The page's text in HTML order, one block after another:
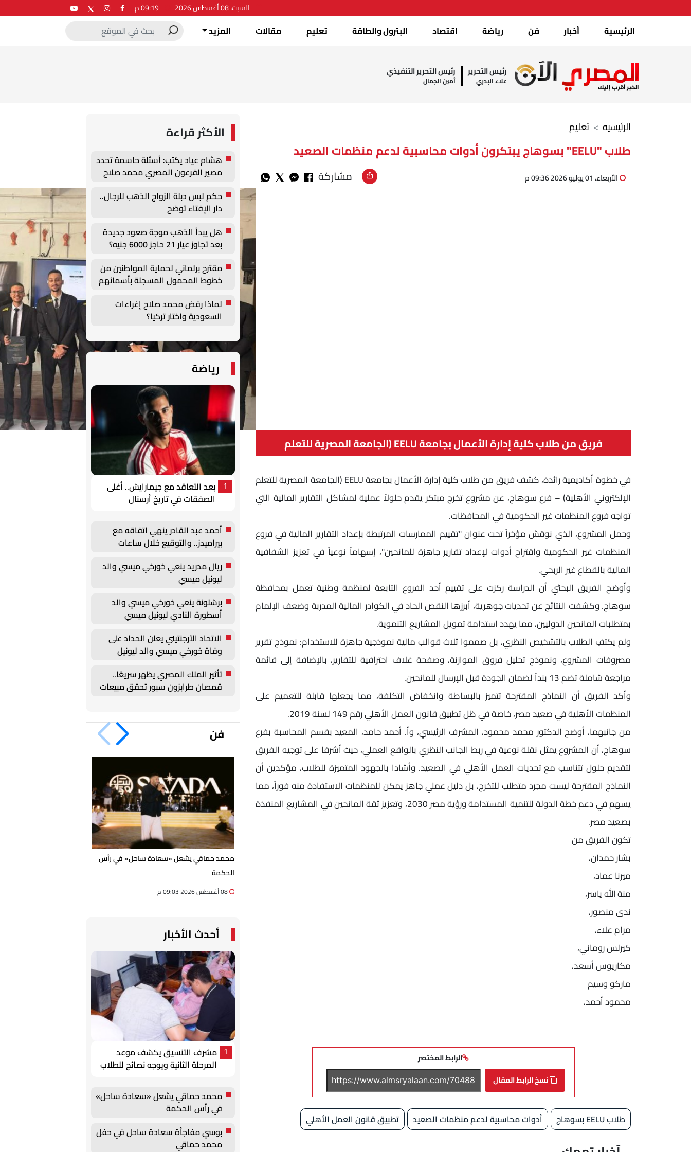
السبت، 08 أغسطس 2026
الرئيسية أخبار فن رياضة اقتصاد البترول والطاقة تعليم مقالات المزيد
رئيس التحرير
علاء البدري
رئيس التحرير التنفيذي
أمين الجمال
تعليم الرئيسيه
طلاب "EELU" بسوهاج يبتكرون أدوات محاسبية لدعم منظمات الصعيد
الأربعاء، 01 يوليو 2026 09:36 م مشاركة
فريق من طلاب كلية إدارة الأعمال بجامعة EELU (الجامعة المصرية للتعلم
الإلكتروني الأهلية) – فرع سوهاج
في خطوة أكاديمية رائدة، كشف فريق من طلاب كلية إدارة الأعمال بجامعة EELU (الجامعة المصرية للتعلم
الإلكتروني الأهلية) – فرع سوهاج، عن مشروع تخرج مبتكر يقدم حلولاً عملية لمشاكل التقارير المالية التي
تواجه فروع المنظمات غير الحكومية في المحافظات.
وحمل المشروع، الذي نوقش مؤخراً تحت عنوان "تقييم الممارسات المرتبطة بإعداد التقارير المالية في فروع
المنظمات غير الحكومية واقتراح أدوات لإعداد تقارير جاهزة للمانحين"، إسهاماً نوعياً في تعزيز الشفافية
المالية بالقطاع غير الربحي.
وأوضح الفريق البحثي أن الدراسة ركزت على تقييم أحد الفروع التابعة لمنظمة وطنية تعمل بمحافظة
سوهاج. وكشفت النتائج عن تحديات جوهرية، أبرزها النقص الحاد في الكوادر المالية المدربة وضعف الإلمام
بمتطلبات المانحين الدوليين، مما يهدد استدامة تمويل المشاريع التنموية.
ولم يكتفِ الطلاب بالتشخيص النظري، بل صمموا ثلاث قوالب مالية نموذجية جاهزة للاستخدام: نموذج تقرير
مصروفات المشروع، ونموذج تحليل فروق الموازنة، وصفحة غلاف احترافية للتقارير، بالإضافة إلى قائمة
مراجعة شاملة تضم 13 بنداً لضمان الجودة قبل الإرسال للمانحين.
وأكد الفريق أن النماذج المقترحة تتميز بالبساطة وانخفاض التكلفة، مما يجعلها قابلة للتعميم على
المنظمات الأهلية في صعيد مصر، خاصة في ظل تطبيق قانون العمل الأهلي رقم 149 لسنة 2019.
من جانبهما، أوضح الدكتور محمد محمود، المشرف الرئيسي، وأ. أحمد حامد، المعيد بقسم المحاسبة بفرع
سوهاج، أن المشروع يمثل نقلة نوعية في ربط الجانب النظري بالواقع العملي، حيث أشرفا على توجيه الفريق
لتقديم حلول تتناسب مع تحديات العمل الأهلي في الصعيد. وأشادا بالجهود المتميزة للطلاب، مؤكدين أن
النماذج المقترحة ليست مجرد متطلب للتخرج، بل دليل عملي جاهز يمكن للمنظمات الاستفادة منه فوراً، مما
يسهم في دعم خطة الدولة للتنمية المستدامة ورؤية مصر 2030، وتعزيز ثقة المانحين في المشاريع المنفذة
بصعيد مصر.
تكون الفريق من
بشار حمدان،
ميرنا عماد،
منة الله ياسر،
ندى منصور،
مرام علاء،
كيرلس روماني،
مكاريوس أسعد،
ماركو وسيم
محمود أحمد،
الرابط المختصر
نسخ الرابط المقال
طلاب EELU بسوهاج أدوات محاسبية لدعم منظمات الصعيد تطبيق قانون العمل الأهلي
الأكثر قراءة
هشام عياد يكتب: أسئلة حاسمة تحدد
مصير الفرعون المصري محمد صلاح
حكم لبس دبلة الزواج الذهب للرجال..
دار الإفتاء توضح
هل يبدأ الذهب موجة صعود جديدة
بعد تجاوز عيار 21 حاجز 6000 جنيه؟
مقترح برلماني لحماية المواطنين من
خطوط المحمول المسجلة بأسمائهم
لماذا رفض محمد صلاح إغراءات
السعودية واختار تركيا؟
رياضة
1
بعد التعاقد مع جيمارايش.. أغلى
الصفقات في تاريخ أرسنال
أحمد عبد القادر ينهي اتفاقه مع
بيراميدز.. والتوقيع خلال ساعات
ريال مدريد ينعي خورخي ميسي والد
ليونيل ميسي
برشلونة ينعي خورخي ميسي والد
أسطورة النادي ليونيل ميسي
الاتحاد الأرجنتيني يعلن الحداد على
وفاة خورخي ميسي والد ليونيل
تأثير الملك المصري يظهر سريعًا..
قمصان طرابزون سبور تحقق مبيعات
فن
محمد حماقي يشعل «سعادة ساحل» في رأس
الحكمة
أحدث الأخبار
1
مشرف التنسيق يكشف موعد
المرحلة الثانية ويوجه نصائح للطلاب
محمد حماقي يشعل «سعادة ساحل»
في رأس الحكمة
بوسي مفاجأة سعادة ساحل في حفل
محمد حماقي